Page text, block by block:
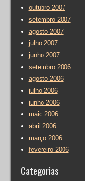
outubro 2007
setembro 2007
agosto 2007
julho 2007
junho 2007
setembro 2006
agosto 2006
julho 2006
junho 2006
maio 2006
abril 2006
março 2006
fevereiro 2006
Categorias